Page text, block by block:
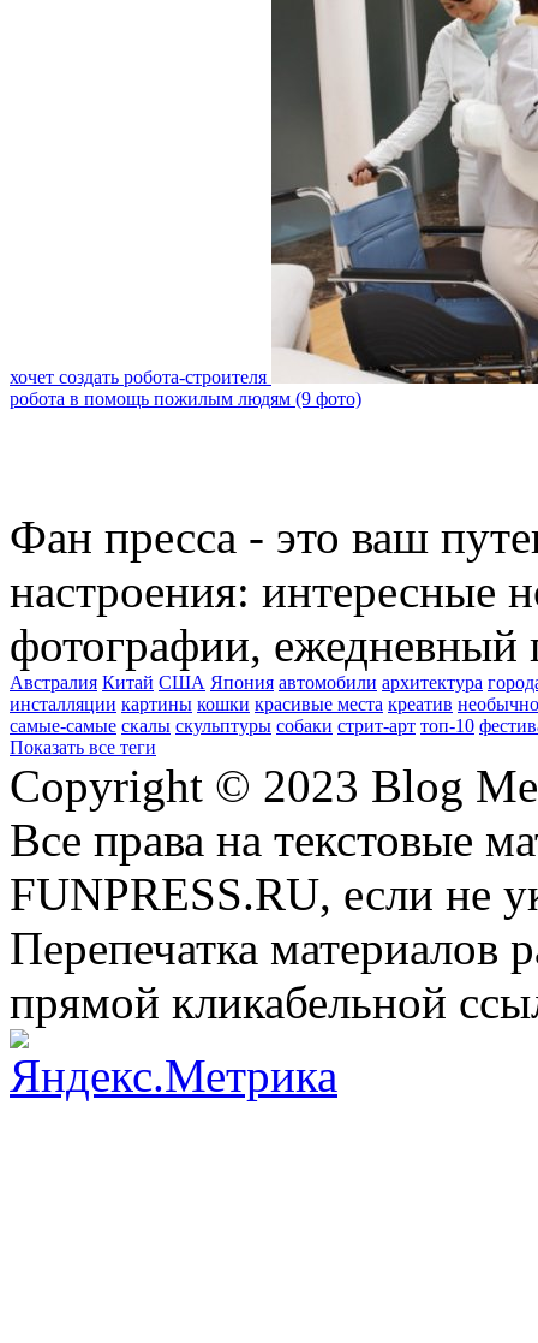
хочет создать робота-строителя
робота в помощь пожилым людям (9 фото)
Фан пресса - это ваш
настроения: интересные
фотографии, ежедневный
Австралия Китай США Япония автомобили архитектура
инсталляции картины кошки красивые места креатив
самые-самые скалы скульптуры собаки стрит-арт топ-10
Показать все теги
Copyright © 2023 Blog
Все права на текстовые
FUNPRESS.RU, если не
Перепечатка материалов
прямой кликабельной